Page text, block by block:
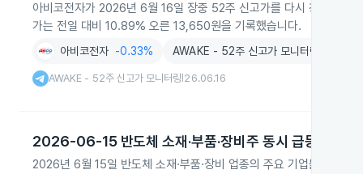
아비코전자가 2026년 6월 16일 장중 52주 신고가를 다시 경신하며
가는 전일 대비 10.89% 오른 13,650원을 기록했습니다.
아비코전자 -0.33% AWAKE - 52주 신고가 모니터링
AWAKE - 52주 신고가 모니터링 26.06.16
2026-06-15 반도체 소재·부품·장비주 동시 급등
2026년 6월 15일 반도체 소재·부품·장비 업종의 주요 기업들이 증